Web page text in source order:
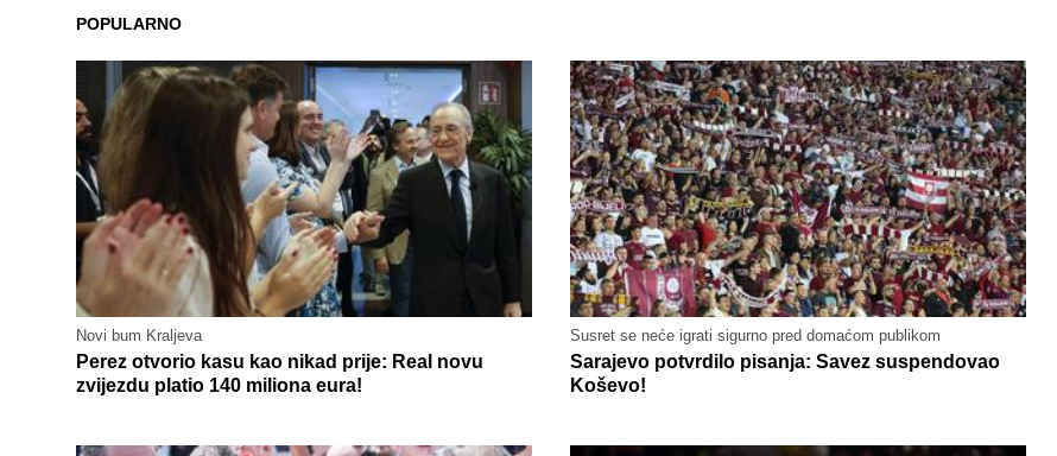
POPULARNO
Novi bum Kraljeva
Perez otvorio kasu kao nikad prije: Real novu
zvijezdu platio 140 miliona eura!
Susret se neće igrati sigurno pred domaćom publikom
Sarajevo potvrdilo pisanja: Savez suspendovao
Koševo!